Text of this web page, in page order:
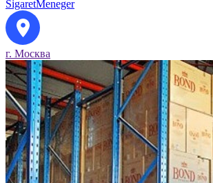
SigaretMeneger
г. Москва